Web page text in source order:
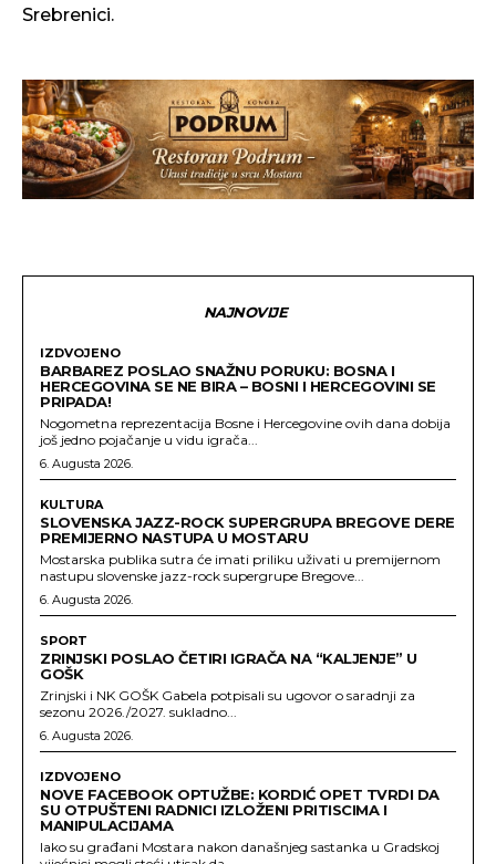
Srebrenici.
NAJNOVIJE
IZDVOJENO
BARBAREZ POSLAO SNAŽNU PORUKU: BOSNA I
HERCEGOVINA SE NE BIRA – BOSNI I HERCEGOVINI SE
PRIPADA!
Nogometna reprezentacija Bosne i Hercegovine ovih dana dobija
još jedno pojačanje u vidu igrača...
6. Augusta 2026.
KULTURA
SLOVENSKA JAZZ-ROCK SUPERGRUPA BREGOVE DERE
PREMIJERNO NASTUPA U MOSTARU
Mostarska publika sutra će imati priliku uživati u premijernom
nastupu slovenske jazz-rock supergrupe Bregove...
6. Augusta 2026.
SPORT
ZRINJSKI POSLAO ČETIRI IGRAČA NA “KALJENJE” U
GOŠK
Zrinjski i NK GOŠK Gabela potpisali su ugovor o saradnji za
sezonu 2026./2027. sukladno...
6. Augusta 2026.
IZDVOJENO
NOVE FACEBOOK OPTUŽBE: KORDIĆ OPET TVRDI DA
SU OTPUŠTENI RADNICI IZLOŽENI PRITISCIMA I
MANIPULACIJAMA
Iako su građani Mostara nakon današnjeg sastanka u Gradskoj